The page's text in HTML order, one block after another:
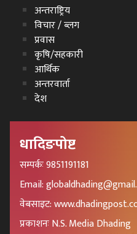
अन्तराष्ट्रिय
विचार / ब्लग
प्रवास
कृषि/सहकारी
आर्थिक
अन्तरवार्ता
देश
धादिङपोष्ट
सम्पर्कः 9851191181
Email:
वेबसाइट:
प्रकाशनः N.S. Media Dhading